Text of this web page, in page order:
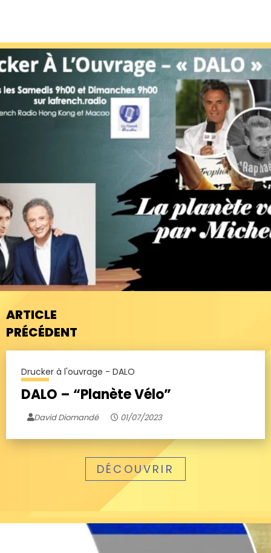
ARTICLE
PRÉCÉDENT
Drucker à l'ouvrage - DALO
DALO – “Planète Vélo”
David Diomandé 01/07/2023
DÉCOUVRIR